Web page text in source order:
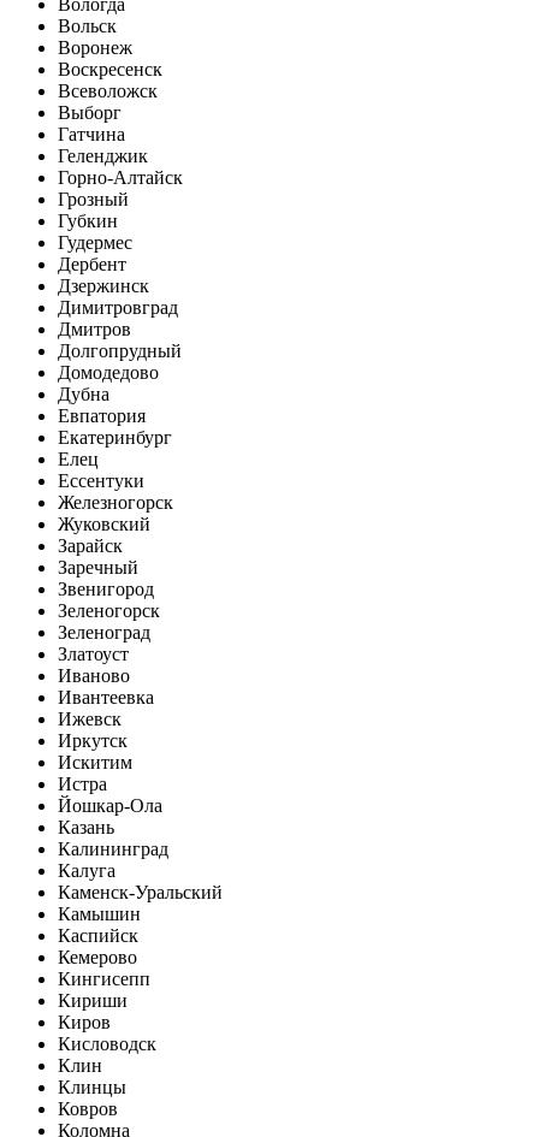
Вологда
Вольск
Воронеж
Воскресенск
Всеволожск
Выборг
Гатчина
Геленджик
Горно-Алтайск
Грозный
Губкин
Гудермес
Дербент
Дзержинск
Димитровград
Дмитров
Долгопрудный
Домодедово
Дубна
Евпатория
Екатеринбург
Елец
Ессентуки
Железногорск
Жуковский
Зарайск
Заречный
Звенигород
Зеленогорск
Зеленоград
Златоуст
Иваново
Ивантеевка
Ижевск
Иркутск
Искитим
Истра
Йошкар-Ола
Казань
Калининград
Калуга
Каменск-Уральский
Камышин
Каспийск
Кемерово
Кингисепп
Кириши
Киров
Кисловодск
Клин
Клинцы
Ковров
Коломна